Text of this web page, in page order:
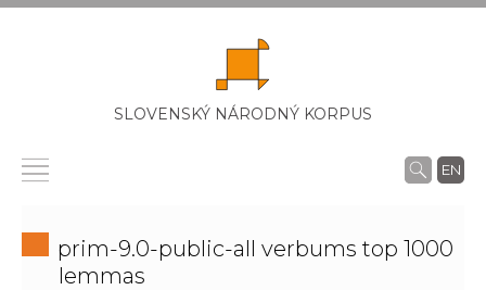
SLOVENSKÝ NÁRODNÝ KORPUS
EN
prim-9.0-public-all verbums top 1000
lemmas